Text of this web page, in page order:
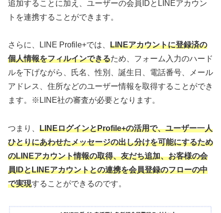
追加することに加え、ユーザーの会員IDとLINEアカウン
トを連携することができます。
さらに、LINE Profile+では、 LINEアカウントに登録済の
個人情報をフィルインできるため、フォーム入力のハード
ルを下げながら、氏名、性別、誕生日、電話番号、メール
アドレス、住所などのユーザー情報を取得することができ
ます。※LINE社の審査が必要となります。
つまり、 LINEログインとProfile+の活用で、ユーザー一人
ひとりにあわせたメッセージの出し分けを可能にするため
のLINEアカウント情報の取得、友だち追加、お客様の会
員IDとLINEアカウントとの連携を会員登録のフローの中
で実現することができるのです。